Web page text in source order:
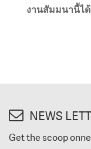
งานสัมมนานี้ไ
NEWS
Get the scoop